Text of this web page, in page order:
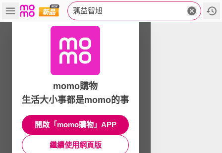
蕅益智旭
momo購物
生活大小事都是momo的事
開啟「momo購物」APP
繼續使用網頁版